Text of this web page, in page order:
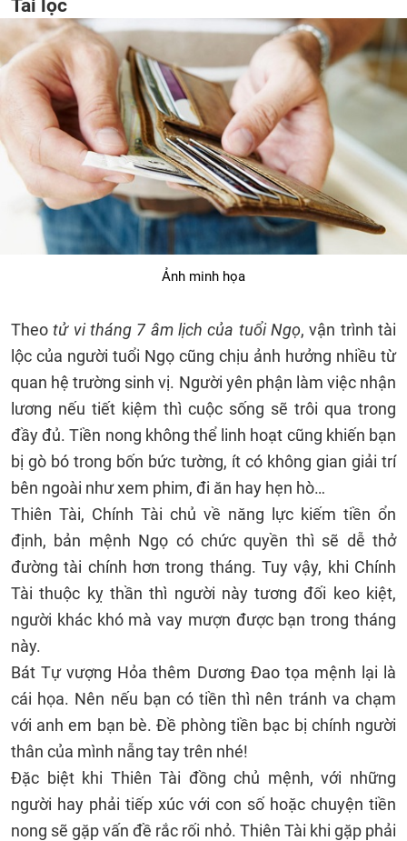
Tài lộc
Ảnh minh họa
Theotử vi tháng 7 âm lịch của tuổi Ngọ, vận trình tài
lộc của người tuổi Ngọ cũng chịu ảnh hưởng nhiều từ
quan hệ trường sinh vị. Người yên phận làm việc nhận
lương nếu tiết kiệm thì cuộc sống sẽ trôi qua trong
đầy đủ. Tiền nong không thể linh hoạt cũng khiến bạn
bị gò bó trong bốn bức tường, ít có không gian giải trí
bên ngoài như xem phim, đi ăn hay hẹn hò…
Thiên Tài, Chính Tài chủ về năng lực kiếm tiền ổn
định, bản mệnh Ngọ có chức quyền thì sẽ dễ thở
đường tài chính hơn trong tháng. Tuy vậy, khi Chính
Tài thuộc kỵ thần thì người này tương đối keo kiệt,
người khác khó mà vay mượn được bạn trong tháng
này.
Bát Tự vượng Hỏa thêm Dương Đao tọa mệnh lại là
cái họa. Nên nếu bạn có tiền thì nên tránh va chạm
với anh em bạn bè. Đề phòng tiền bạc bị chính người
thân của mình nẫng tay trên nhé!
Đặc biệt khi Thiên Tài đồng chủ mệnh, với những
người hay phải tiếp xúc với con số hoặc chuyện tiền
nong sẽ gặp vấn đề rắc rối nhỏ. Thiên Tài khi gặp phải